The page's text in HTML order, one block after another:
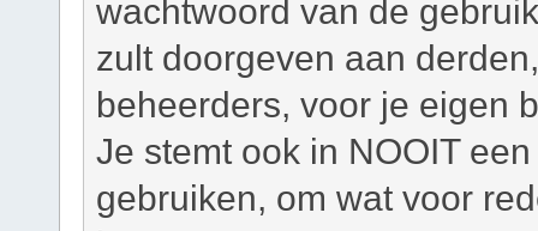
wachtwoord van de
zult doorgeven aan
beheerders, voor je eigen
Je stemt ook in NOOIT
gebruiken, om wat voor